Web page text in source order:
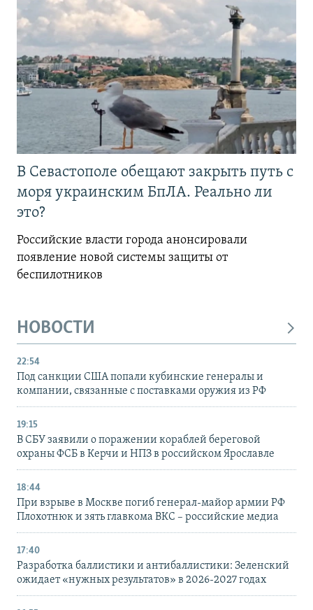
В Севастополе обещают закрыть путь с
моря украинским БпЛА. Реально ли
это?
Российские власти города анонсировали
появление новой системы защиты от
беспилотников
НОВОСТИ
22:54
Под санкции США попали кубинские генералы и
компании, связанные с поставками оружия из РФ
19:15
В СБУ заявили о поражении кораблей береговой
охраны ФСБ в Керчи и НПЗ в российском Ярославле
18:44
При взрыве в Москве погиб генерал-майор армии РФ
Плохотнюк и зять главкома ВКС – российские медиа
17:40
Разработка баллистики и антибаллистики: Зеленский
ожидает «нужных результатов» в 2026-2027 годах